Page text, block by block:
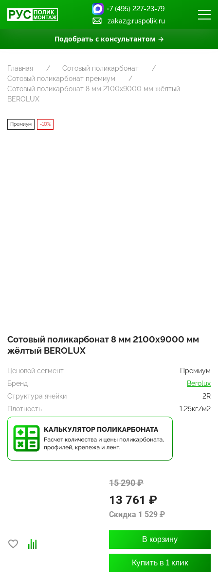
Подобрать с консультантом →
+7 (495) 227-23-79
zakaz@ruspolik.ru
Главная
Сотовый поликарбонат
Сотовый поликарбонат премиум
Сотовый поликарбонат 8 мм 2100x9000 мм жёлтый
BEROLUX
Премиум -10%
Сотовый поликарбонат 8 мм 2100x9000 мм
жёлтый BEROLUX
Ценовой сегмент
Премиум
Бренд
Berolux
Структура ячейки
2R
Плотность
1.25кг/м2
15 290 ₽
13 761 ₽
Скидка 1 529 ₽
В корзину
Купить в 1 клик